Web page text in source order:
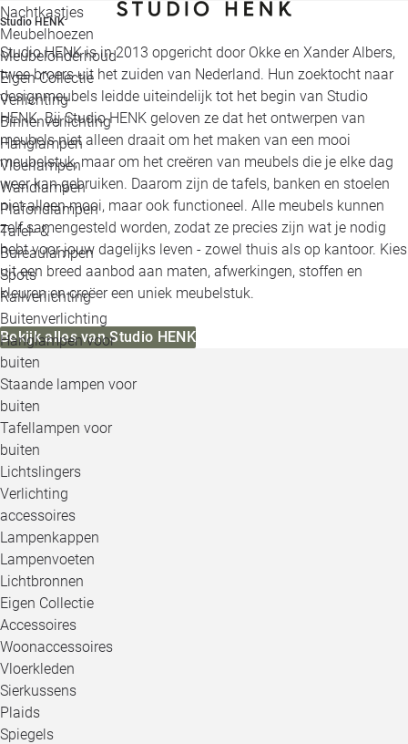
Nachtkastjes
Meubelhoezen
Meubelonderhoud
Eigen Collectie
Verlichting
Binnenverlichting
Hanglampen
Vloerlampen
Wandlampen
Plafondlampen
Tafel- &
Bureaulampen
Spots
Railverlichting
Buitenverlichting
Hanglampen voor
buiten
Staande lampen voor
buiten
Tafellampen voor
buiten
Lichtslingers
Verlichting
accessoires
Lampenkappen
Lampenvoeten
Lichtbronnen
Eigen Collectie
Accessoires
Woonaccessoires
Vloerkleden
Sierkussens
Plaids
Spiegels
Studio HENK
Studio HENK is in 2013 opgericht door Okke en Xander Albers,
twee broers uit het zuiden van Nederland. Hun zoektocht naar
designmeubels leidde uiteindelijk tot het begin van Studio
HENK. Bij Studio HENK geloven ze dat het ontwerpen van
meubels niet alleen draait om het maken van een mooi
meubelstuk, maar om het creëren van meubels die je elke dag
weer kan gebruiken. Daarom zijn de tafels, banken en stoelen
niet alleen mooi, maar ook functioneel. Alle meubels kunnen
zelf samengesteld worden, zodat ze precies zijn wat je nodig
hebt voor jouw dagelijks leven - zowel thuis als op kantoor. Kies
uit een breed aanbod aan maten, afwerkingen, stoffen en
kleuren en creëer een uniek meubelstuk.
Bekijk alles van Studio HENK